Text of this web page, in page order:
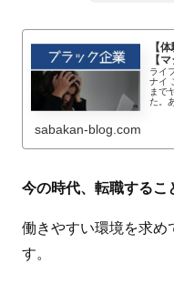
【
【
ライ
ナイ
まで
た。
sabakan-blog.com
今の時代、転職するこ
働きやすい環境を求め
す。